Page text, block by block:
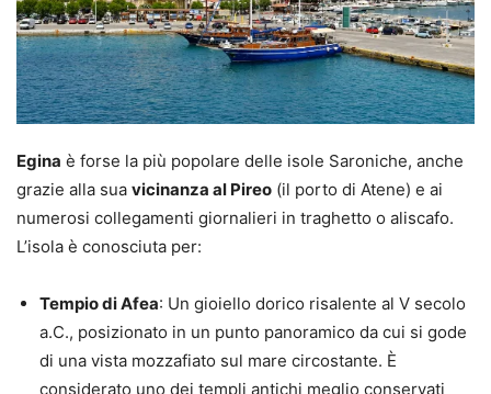
Egina è forse la più popolare delle isole Saroniche, anche
grazie alla sua vicinanza al Pireo (il porto di Atene) e ai
numerosi collegamenti giornalieri in traghetto o aliscafo.
L’isola è conosciuta per:
Tempio di Afea: Un gioiello dorico risalente al V secolo
a.C., posizionato in un punto panoramico da cui si gode
di una vista mozzafiato sul mare circostante. È
considerato uno dei templi antichi meglio conservati